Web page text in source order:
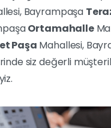
Bayrampaşa
Ortamahalle
Paşa Mahallesi,
siz değerli